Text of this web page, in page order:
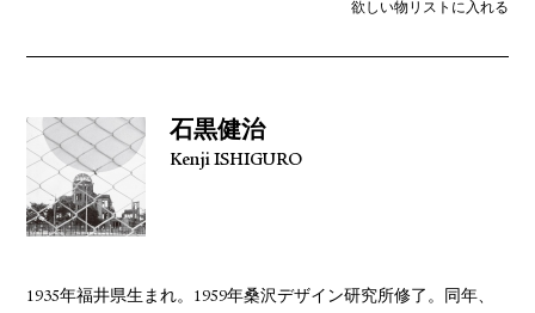
欲しい物リストに入れる
石黒健治
Kenji ISHIGURO
1935年福井県生まれ。1959年桑沢デザイン研究所修了。同年、